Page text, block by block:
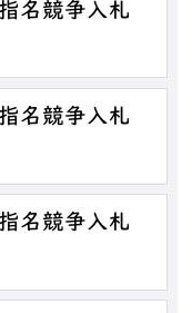
名競争入札
名競争入札
名競争入札